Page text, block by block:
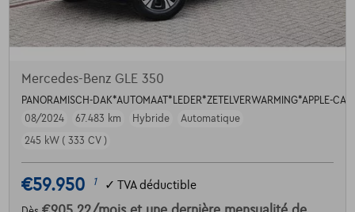
Mercedes-Benz GLE 350
PANORAMISCH-DAK*AUTOMAAT*LEDER*ZETELVERWARMING*APPLE-
08/2024
67.483 km Hybride
Automatique
245 kW ( 333 CV )
€59.950 1 ✓ TVA déductible